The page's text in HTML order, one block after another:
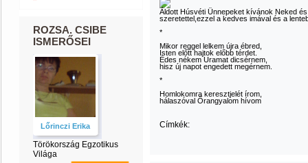
ROZSA. CSIBE
ISMERŐSEI
Lőrinczi Erika
Törökország Egzotikus
Világa
Áldott Húsvéti Ünnepeket kívánok Neked
szeretettel,ezzel a kedves imával és a
*
Mikor reggel lelkem újra ébred,
Isten előtt hajtok előbb térdet.
Édes nékem Uramat dicsérnem,
hisz új napot engedett megérnem.
*
Homlokomra keresztjelét írom,
hálaszóval Őrangyalom hívom
Címkék: